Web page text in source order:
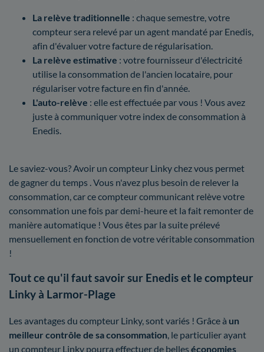
La relève traditionnelle : chaque semestre, votre
compteur sera relevé par un agent mandaté par Enedis,
afin d'évaluer votre facture de régularisation.
La relève estimative : votre fournisseur d'électricité
utilise la consommation de l'ancien locataire, pour
régulariser votre facture en fin d'année.
L'auto-relève : elle est effectuée par vous ! Vous avez
juste à communiquer votre index de consommation à
Enedis.
Le saviez-vous? Avoir un compteur Linky chez vous permet
de gagner du temps . Vous n'avez plus besoin de relever la
consommation, car ce compteur communicant relève votre
consommation une fois par demi-heure et la fait remonter de
manière automatique ! Vous êtes par la suite prélevé
mensuellement en fonction de votre véritable consommation
!
Tout ce qu'il faut savoir sur Enedis et le compteur
Linky à Larmor-Plage
Les avantages du compteur Linky, sont variés ! Grâce à un
meilleur contrôle de sa consommation , le particulier ayant
un compteur Linky pourra effectuer de belles économies